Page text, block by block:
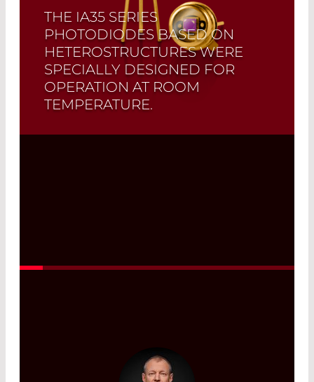
THE IA35 SERIES
PHOTODIODES BASED ON
HETEROSTRUCTURES WERE
SPECIALLY DESIGNED FOR
OPERATION AT ROOM
TEMPERATURE.